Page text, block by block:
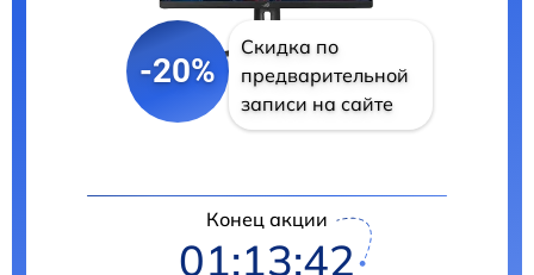
-20%
Скидка по
предварительной
записи на сайте
Конец акции
01:13:42